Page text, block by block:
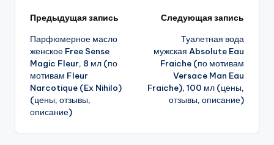
Навигация
записи
Предыдущая запись
Парфюмерное масло
женское Free Sense
Magic Fleur, 8 мл (по
мотивам Fleur
Narcotique (Ex Nihilo)
(цены, отзывы,
описание)
Следующая запись
Туалетная вода
мужская Absolute Eau
Fraiche (по мотивам
Versace Man Eau
Fraiche), 100 мл (цены,
отзывы, описание)